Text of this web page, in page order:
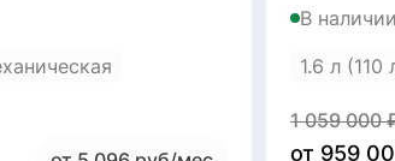
В наличии
1.6 л (110
1 059 000
от 959